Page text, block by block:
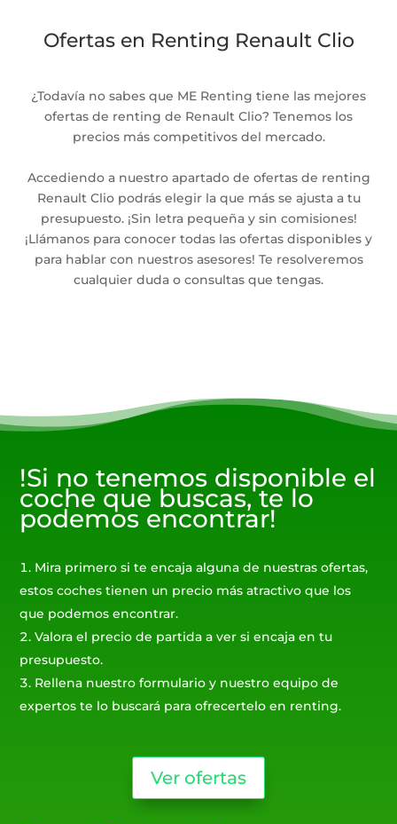
Ofertas en Renting Renault Clio
¿Todavía no sabes que ME Renting tiene las mejores
ofertas de renting de Renault Clio? Tenemos los
precios más competitivos del mercado.
Accediendo a nuestro apartado de ofertas de renting
Renault Clio podrás elegir la que más se ajusta a tu
presupuesto. ¡Sin letra pequeña y sin comisiones!
¡Llámanos para conocer todas las ofertas disponibles y
para hablar con nuestros asesores! Te resolveremos
cualquier duda o consultas que tengas.
!Si no tenemos disponible el
coche que buscas, te lo
podemos encontrar!
Mira primero si te encaja alguna de nuestras ofertas,
estos coches tienen un precio más atractivo que los
que podemos encontrar.
Valora el precio de partida a ver si encaja en tu
presupuesto.
Rellena nuestro formulario y nuestro equipo de
expertos te lo buscará para ofrecertelo en renting.
Ver ofertas